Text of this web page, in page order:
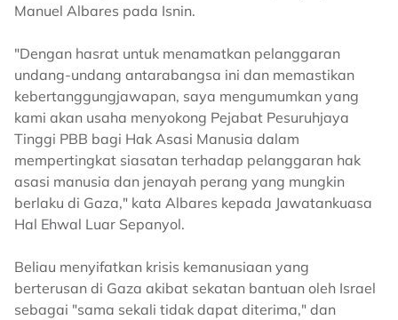
Manuel Albares pada Isnin.
"Dengan hasrat untuk menamatkan pelanggaran
undang-undang antarabangsa ini dan memastikan
kebertanggungjawapan, saya mengumumkan yang
kami akan usaha menyokong Pejabat Pesuruhjaya
Tinggi PBB bagi Hak Asasi Manusia dalam
mempertingkat siasatan terhadap pelanggaran hak
asasi manusia dan jenayah perang yang mungkin
berlaku di Gaza," kata Albares kepada Jawatankuasa
Hal Ehwal Luar Sepanyol.
Beliau menyifatkan krisis kemanusiaan yang
berterusan di Gaza akibat sekatan bantuan oleh Israel
sebagai "sama sekali tidak dapat diterima," dan